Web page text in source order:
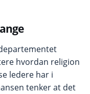
hvordan religion
ledere har i
tenker at det